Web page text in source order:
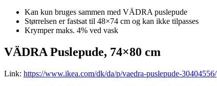
Kan kun bruges sammen med VÄDRA puslepude
Størrelsen er fastsat til 48×74 cm og kan ikke tilpasses
Krymper maks. 4% ved vask
VÄDRA Puslepude, 74×80 cm
Link: https://www.ikea.com/dk/da/p/vaedra-puslepude-30404556/